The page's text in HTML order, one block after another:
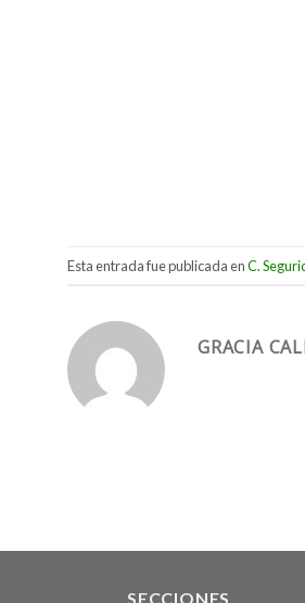
Esta entrada fue publicada enC.
GRACIA
SECCIONES